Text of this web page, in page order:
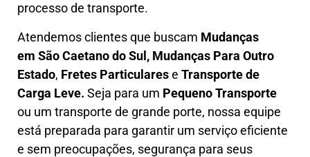
processo de transporte.
Atendemos clientes que buscam Mudanças
em São Caetano do Sul, Mudanças Para Outro
Estado, Fretes Particularese Transportede
Carga Leve. Seja para um Pequeno Transporte
ou um transporte de grande porte, nossa equipe
está preparada para garantir um serviço eficiente
e sem preocupações, segurança para seus